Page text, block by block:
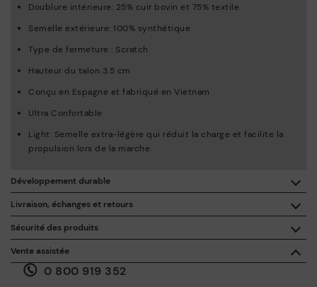
Vente assistée
0 800 919 352
Sécurité des produits
La sécurité de nos produits nous tient à cœur. La vôtre aussi.
C'est pourquoi nous avons créé un espace où vous pouvez nous
contacter en cas d'incident ou de question sur la sécurité du
Doublure intérieure: 25% cuir bovin et 75% textile
Semelle extérieure: 100% synthétique
Type de fermeture : Scratch
Hauteur du talon 3.5 cm
Conçu en Espagne et fabriqué en Vietnam
Ultra Confortable
Light: Semelle extra-légère qui réduit la charge et facilite la
propulsion lors de la marche.
Livraison, échanges et retours
Livraison gratuite à partir de 50 € d'achat.
30 jours pour les retours et les échanges*.
Développement durable
En achetant ce produit, vous soutenez une fabrication éco-
responsable du cuir via le Leather Working Group.
ISO 14006 Ecodesign: Notre collection inscrit la conception
de ces modèles sous le signe de l’étude des impacts
environnementaux au cours de tout le cycle de vie des